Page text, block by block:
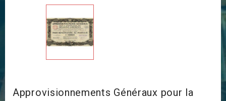
Approvisionnements Généraux pour la